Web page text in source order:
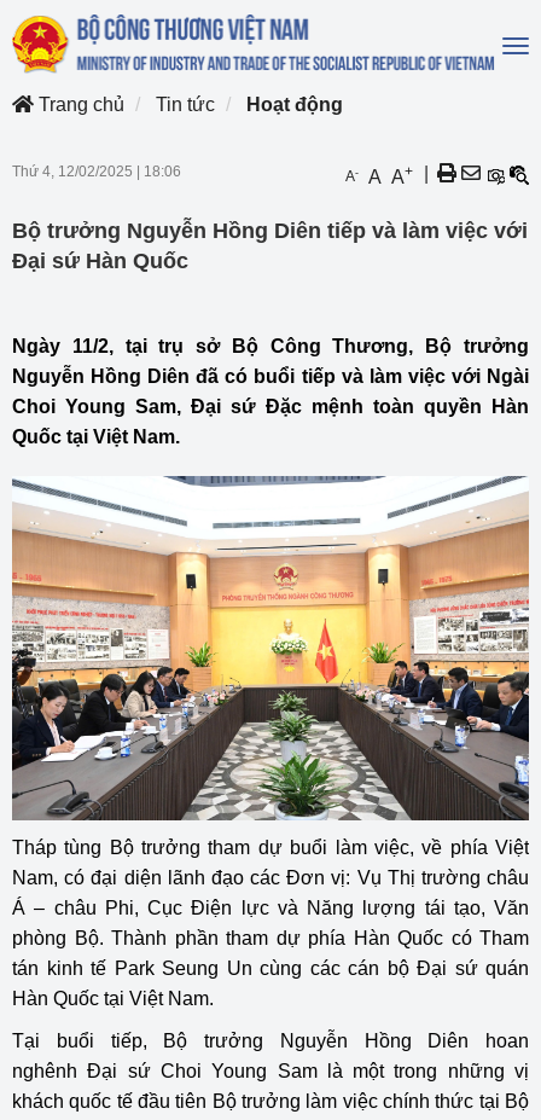
Trang chủ
Tin tức Hoạt động
Thứ 4, 12/02/2025 18:06 A- A A+
Bộ trưởng Nguyễn Hồng Diên tiếp và làm việc với
Đại sứ Hàn Quốc
Ngày 11/2, tại trụ sở Bộ Công Thương, Bộ trưởng
Nguyễn Hồng Diên đã có buổi tiếp và làm việc với Ngài
Choi Young Sam, Đại sứ Đặc mệnh toàn quyền Hàn
Quốc tại Việt Nam.
Tháp tùng Bộ trưởng tham dự buổi làm việc, về phía Việt
Nam, có đại diện lãnh đạo các Đơn vị: Vụ Thị trường châu
Á – châu Phi, Cục Điện lực và Năng lượng tái tạo, Văn
phòng Bộ. Thành phần tham dự phía Hàn Quốc có Tham
tán kinh tế Park Seung Un cùng các cán bộ Đại sứ quán
Hàn Quốc tại Việt Nam.
Tại buổi tiếp, Bộ trưởng Nguyễn Hồng Diên hoan
nghênh Đại sứ Choi Young Sam là một trong những vị
khách quốc tế đầu tiên Bộ trưởng làm việc chính thức tại Bộ